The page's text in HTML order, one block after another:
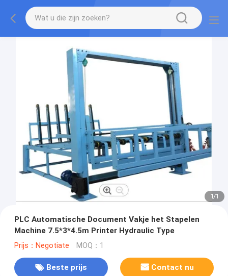
1/1
PLC Automatische Document Vakje het Stapelen
Machine 7.5*3*4.5m Printer Hydraulic Type
Prijs：Negotiate MOQ：1
Beste prijs Contact nu